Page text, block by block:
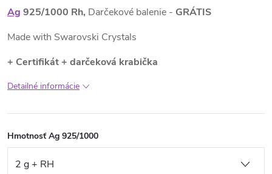
Ag 925/1000 Rh, Darčekové balenie - GRÁTIS
Made with Swarovski Crystals
+ Certifikát + darčeková krabička
Detailné informácie
Hmotnosť Ag 925/1000